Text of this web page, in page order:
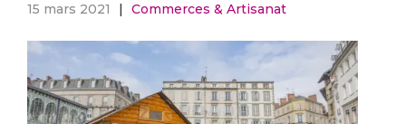
15 mars 2021 | Commerces & Artisanat